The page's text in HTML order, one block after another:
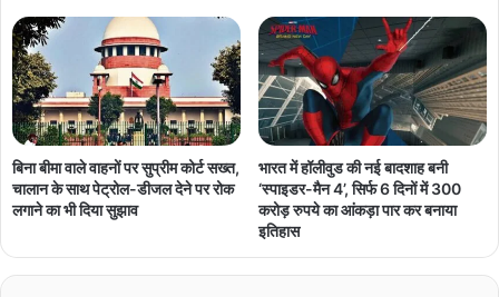
बिना बीमा वाले वाहनों पर सुप्रीम कोर्ट सख्त,
चालान के साथ पेट्रोल-डीजल देने पर रोक
लगाने का भी दिया सुझाव
भारत में हॉलीवुड की नई बादशाह बनी
‘स्पाइडर-मैन 4’, सिर्फ 6 दिनों में 300
करोड़ रुपये का आंकड़ा पार कर बनाया
इतिहास